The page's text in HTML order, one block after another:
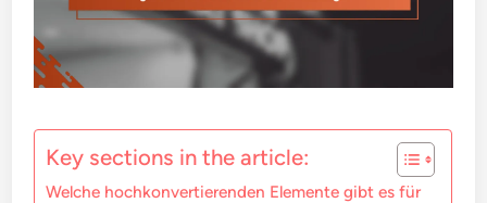
Key sections in the article:
Welche hochkonvertierenden Elemente gibt es für